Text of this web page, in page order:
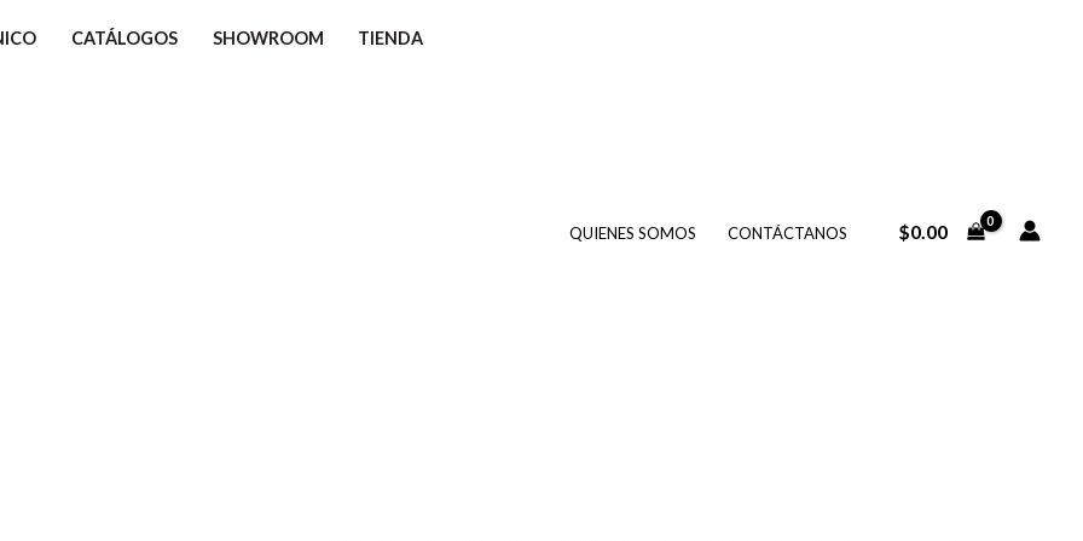
CATÁLOGOS SHOWROOM TIENDA
QUIENES SOMOS CONTÁCTANOS $0.00